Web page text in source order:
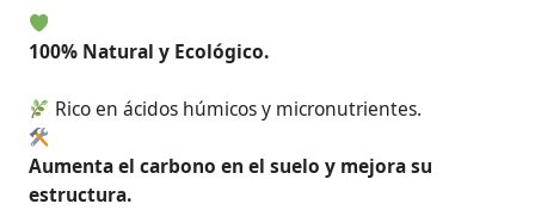
100% Natural y Ecológico.
Rico en ácidos húmicos y micronutrientes.
Aumenta el carbono en el suelo y mejora su
estructura.